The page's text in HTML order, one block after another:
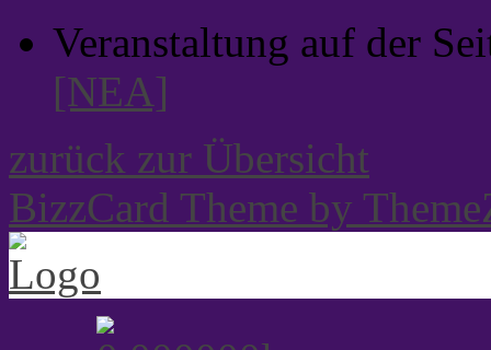
Veranstaltung auf der
[NEA]
zurück zur Übersicht
BizzCard Theme by